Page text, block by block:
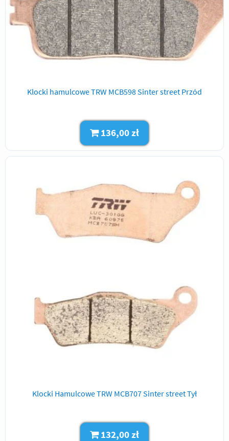
Klocki hamulcowe TRW MCB598 Sinter street Przód
136,00 zł
Klocki Hamulcowe TRW MCB707 Sinter street Tył
132,00 zł